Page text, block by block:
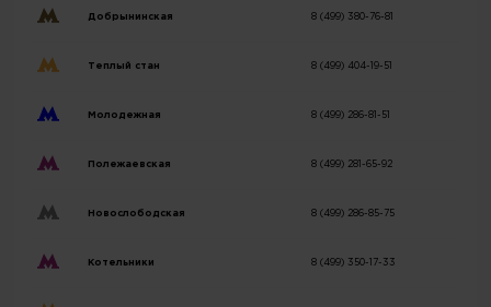
Добрынинская 8 (499) 380-76-81
Теплый стан 8 (499) 404-19-51
Молодежная 8 (499) 286-81-51
Полежаевская 8 (499) 281-65-92
Новослободская 8 (499) 286-85-75
Котельники 8 (499) 350-17-33